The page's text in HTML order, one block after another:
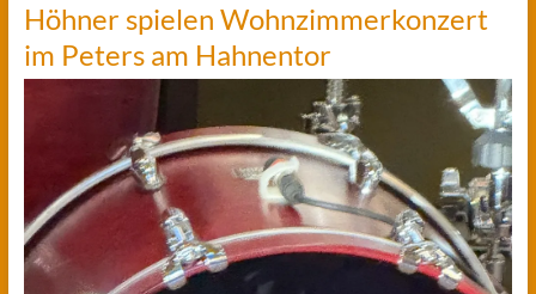
Höhner spielen Wohnzimmerkonzert
im Peters am Hahnentor